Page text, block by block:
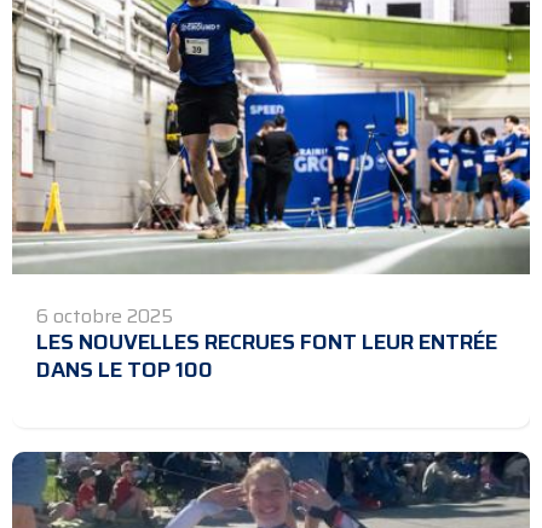
6 octobre 2025
LES NOUVELLES RECRUES FONT LEUR ENTRÉE
DANS LE TOP 100